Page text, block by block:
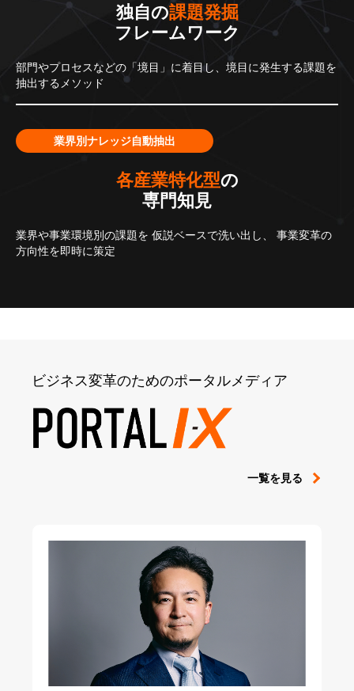
独自の課題発掘
フレームワーク
部門やプロセスなどの「境目」に着目し、境目に発生する課題を
抽出するメソッド
業界別ナレッジ自動抽出
各産業特化型の
専門知見
業界や事業環境別の課題を 仮説ベースで洗い出し、
事業変革の
方向性を即時に策定
ビジネス変革のためのポータルメディア
一覧を見る